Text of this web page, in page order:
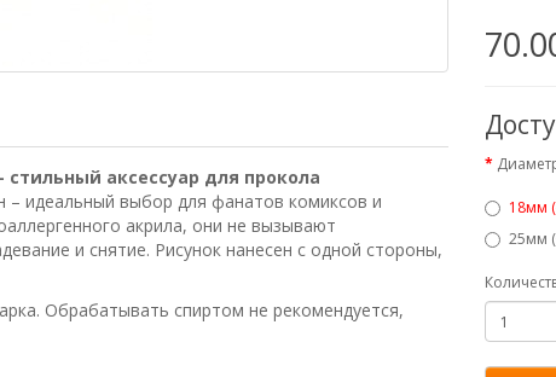
аксессуар для прокола
– идеальный выбор для фанатов комиксов и
акрила, они не вызывают
и снятие. Рисунок нанесен с одной стороны,
Обрабатывать спиртом не рекомендуется,
18мм
25мм